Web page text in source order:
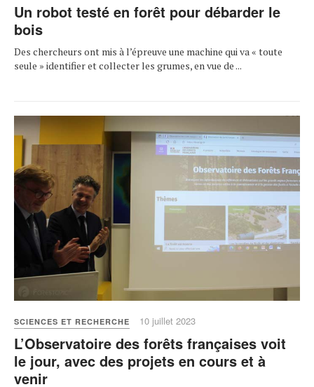
Un robot testé en forêt pour débarder le
bois
Des chercheurs ont mis à l’épreuve une machine qui va « toute
seule » identifier et collecter les grumes, en vue de ...
SCIENCES ET RECHERCHE 10 juillet 2023
L’Observatoire des forêts françaises voit
le jour, avec des projets en cours et à
venir